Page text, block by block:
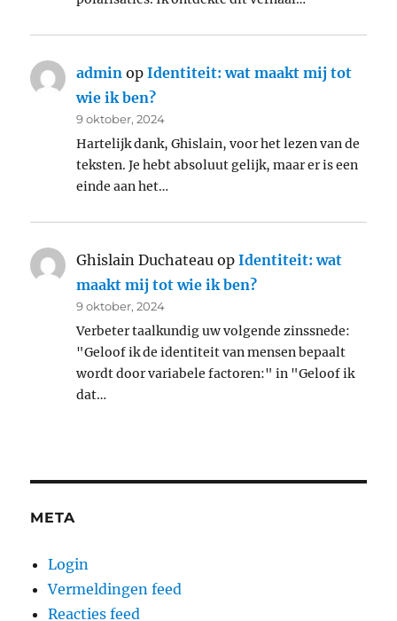
admin opIdentiteit: wat maakt mij tot
wie ik ben?
9 oktober, 2024
Hartelijk dank, Ghislain, voor het lezen van de
teksten. Je hebt absoluut gelijk, maar er is een
einde aan het…
Ghislain Duchateau opIdentiteit: wat
maakt mij tot wie ik ben?
9 oktober, 2024
Verbeter taalkundig uw volgende zinssnede:
"Geloof ik de identiteit van mensen bepaalt
wordt door variabele factoren:" in "Geloof ik
dat…
META
Login
Vermeldingen feed
Reacties feed